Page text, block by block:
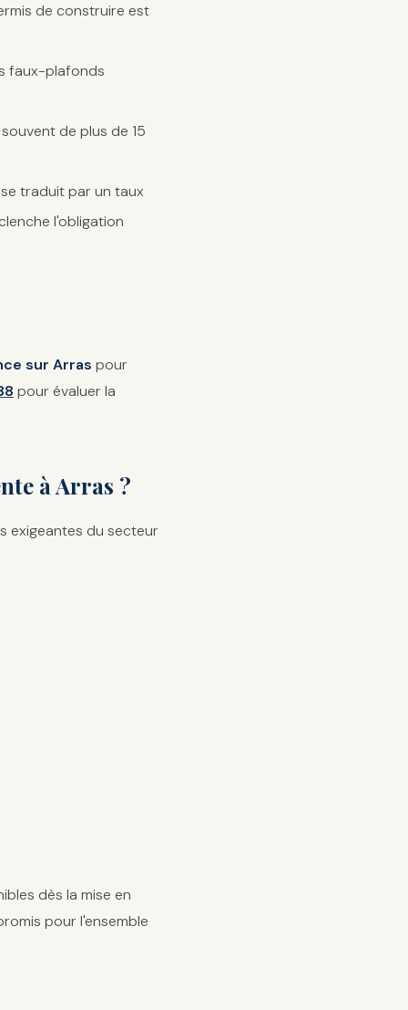
de construire est
faux-plafonds
de plus de 15
traduit par un taux
l'obligation
sur Arras pour
pour évaluer la
à Arras ?
exigeantes du secteur
dès la mise en
pour l'ensemble